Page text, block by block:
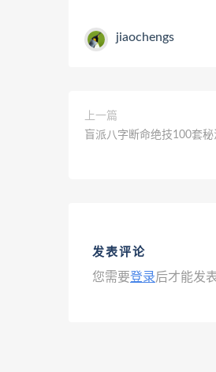
jiaochengs
上一篇
盲派八字断命绝技100套
发表评论
您需要登录后才能发